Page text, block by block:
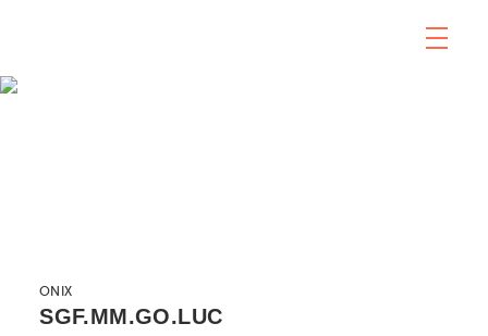
ONIX
SGF.MM.GO.LUC